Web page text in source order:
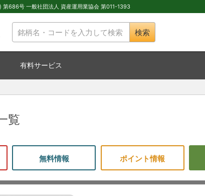
第686号 一般社団法人 資産運用業協会 第011-1393
検索
有料サービス
覧
無料情報 ポイント情報